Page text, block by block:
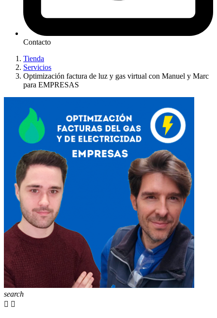
Contacto
Tienda
Servicios
Optimización factura de luz y gas virtual con Manuel y Marc
para EMPRESAS
search
 